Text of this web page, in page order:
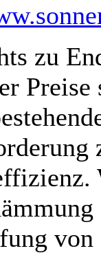
zu